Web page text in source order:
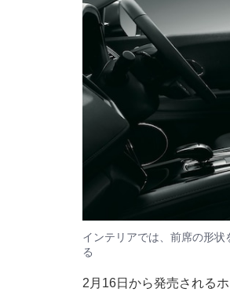
インテリアでは、前席の形
る
2月16日から発売される